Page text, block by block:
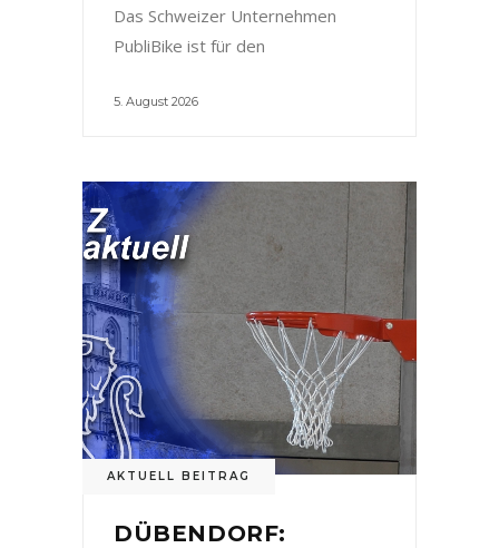
Das Schweizer Unternehmen
PubliBike ist für den
5. August 2026
AKTUELL BEITRAG
DÜBENDORF: